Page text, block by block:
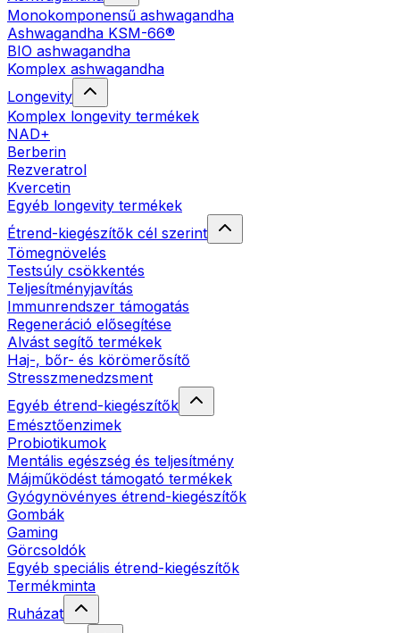
Monokomponensű ashwagandha
Ashwagandha KSM-66®
BIO ashwagandha
Komplex ashwagandha
Longevity
Komplex longevity termékek
NAD+
Berberin
Rezveratrol
Kvercetin
Egyéb longevity termékek
Étrend-kiegészítők cél szerint
Tömegnövelés
Testsúly csökkentés
Teljesítményjavítás
Immunrendszer támogatás
Regeneráció elősegítése
Alvást segítő termékek
Haj-, bőr- és körömerősítő
Stresszmenedzsment
Egyéb étrend-kiegészítők
Emésztőenzimek
Probiotikumok
Mentális egészség és teljesítmény
Májműködést támogató termékek
Gyógynövényes étrend-kiegészítők
Gombák
Gaming
Görcsoldók
Egyéb speciális étrend-kiegészítők
Termékminta
Ruházat